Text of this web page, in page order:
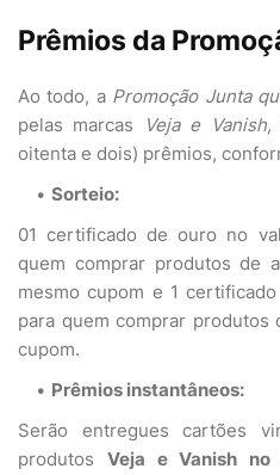
Prêmios da
Ao todo, aPromoção Junta
pelas marcas Veja e
oitenta e dois) prêmios,
Sorteio:
01 certificado de ouro no
quem comprar produtos de
mesmo cupom e 1
para quem comprar produtos
cupom.
Prêmios instantâneos:
Serão entregues cartões
produtos Veja e Vanish no